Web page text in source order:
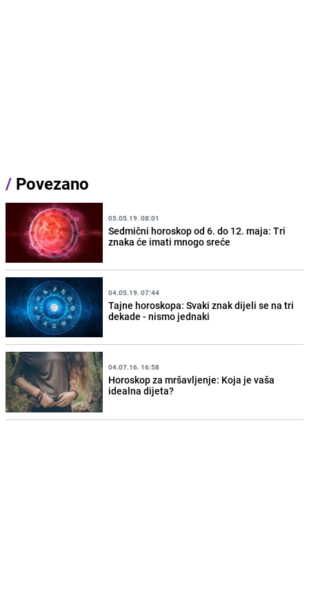
/ Povezano
05.05.19. 08:01
Sedmični horoskop od 6. do 12. maja: Tri
znaka će imati mnogo sreće
04.05.19. 07:44
Tajne horoskopa: Svaki znak dijeli se na tri
dekade - nismo jednaki
04.07.16. 16:58
Horoskop za mršavljenje: Koja je vaša
idealna dijeta?